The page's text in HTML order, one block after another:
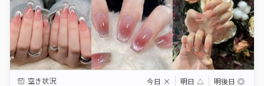
空き状況 今日 × 明日 △ 明後日 ◎